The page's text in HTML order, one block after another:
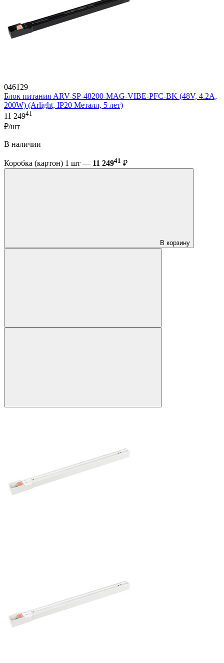
046129
Блок питания ARV-SP-48200-MAG-VIBE-PFC-BK (48V, 4.2A,
200W) (Arlight, IP20 Металл, 5 лет)
11 24941
₽/шт
В наличии
Коробка (картон) 1 шт — 11 24941 ₽
В корзину